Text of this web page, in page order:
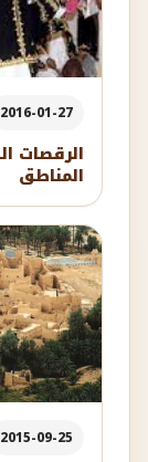
2016-01-27
الرقصات
المناطق
2015-09-25